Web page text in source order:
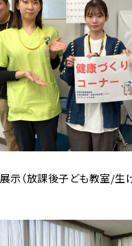
示（放課後子ども教室/生